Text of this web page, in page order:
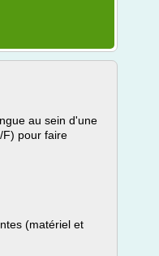
au sein d'une
F) pour faire
(matériel et